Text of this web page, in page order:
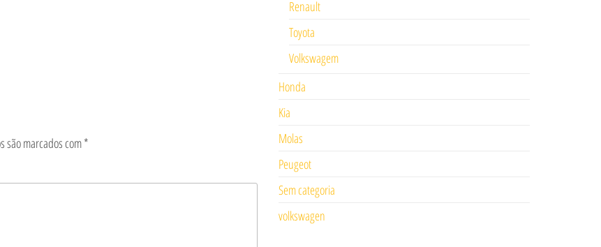
são marcados com*
Renault
Toyota
Volkswagem
Honda
Kia
Molas
Peugeot
Sem categoria
volkswagen